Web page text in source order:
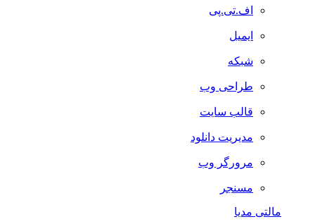
اف.تی.پی
ایمیل
شبکه
طراحی وب
قالب سایت
مدیریت دانلود
مرورگر وب
مسنجر
مالتی مدیا